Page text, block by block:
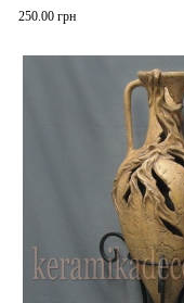
250.00 грн